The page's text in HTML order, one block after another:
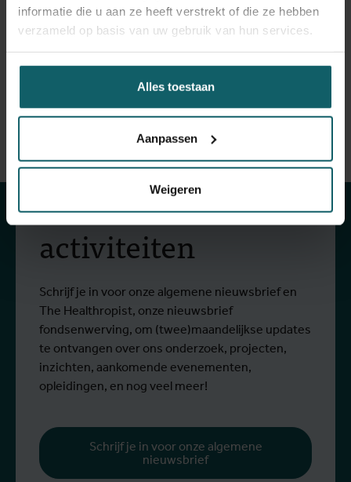
informatie die u aan ze heeft verstrekt of die ze hebben
verzameld op basis van uw gebruik van hun services.
Alles toestaan
Aanpassen
Weigeren
Maak een afspraak
Blijf op de hoogte
van onze
activiteiten
Schrijf je in voor onze algemene nieuwsbrief en
The Healthropist, onze nieuwsbrief
fondsenwerving, om (twee)maandelijkse updates
te ontvangen over ons onderzoek, projecten,
inzichten, aankomende evenementen,
opleidingen, en nog veel meer!
Schrijf je in voor onze algemene
nieuwsbrief